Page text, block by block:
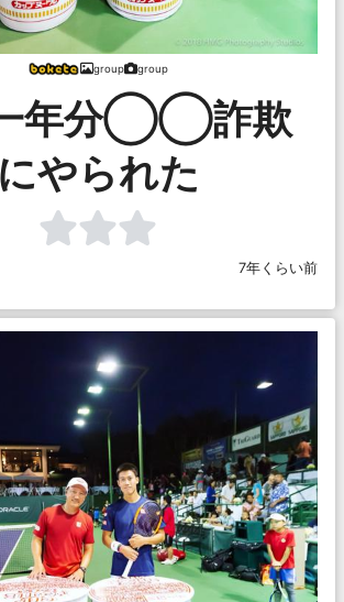
group group
年分◯◯詐欺
にやられた
7年くらい前